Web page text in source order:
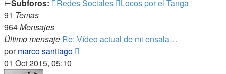
⊢Subforos: Redes Sociales
Locos por el Tanga
91 Temas
964Mensajes
Último mensaje Re: Vídeo actual de mi ensala…
pormarco santiago
01 Oct 2015, 05:10